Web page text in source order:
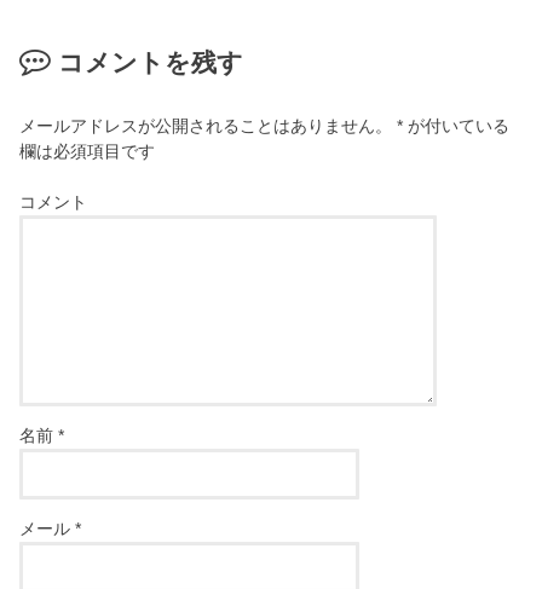
コメントを残す
メールアドレスが公開されることはありません。 * が付いている
欄は必須項目です
コメント
名前*
メール*